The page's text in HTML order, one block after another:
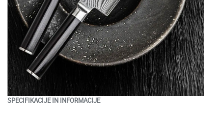
SPECIFIKACIJE IN INFORMACIJE